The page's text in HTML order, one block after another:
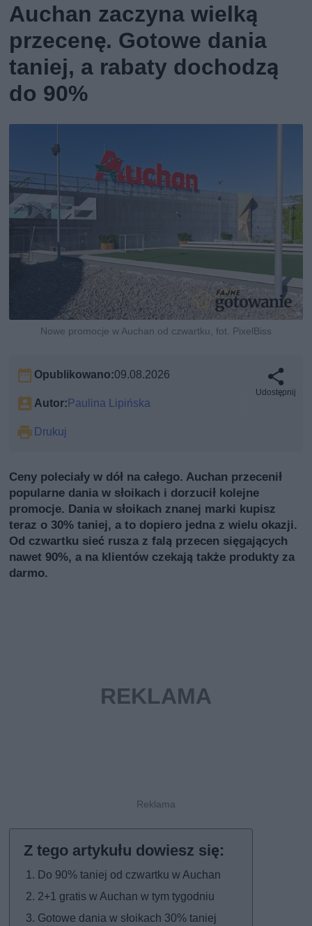
Auchan zaczyna wielką
przecenę. Gotowe dania
taniej, a rabaty dochodzą
do 90%
Nowe promocje w Auchan od czwartku, fot. PixelBiss
Opublikowano:09.08.2026
Autor:Paulina Lipińska
Drukuj
Udostępnij
Ceny poleciały w dół na całego. Auchan przecenił
popularne dania w słoikach i dorzucił kolejne
promocje. Dania w słoikach znanej marki kupisz
teraz o 30% taniej, a to dopiero jedna z wielu okazji.
Od czwartku sieć rusza z falą przecen sięgających
nawet 90%, a na klientów czekają także produkty za
darmo.
Do 90% taniej od czwartku w Auchan
2+1 gratis w Auchan w tym tygodniu
Gotowe dania w słoikach 30% taniej